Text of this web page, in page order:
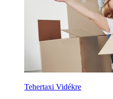
Tehertaxi Vidékre